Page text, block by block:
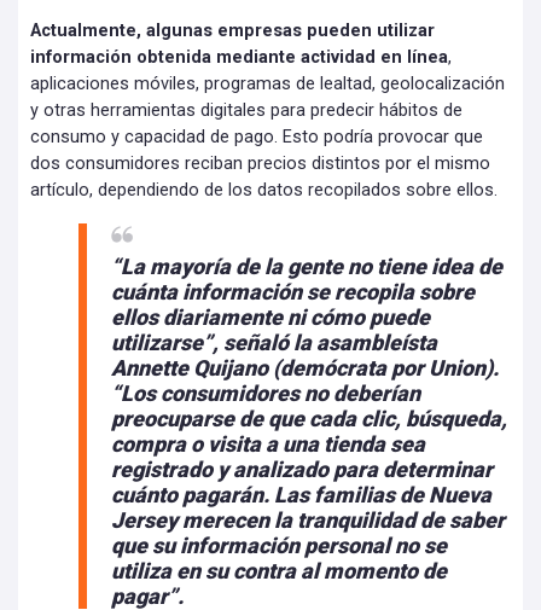
Actualmente, algunas empresas pueden utilizar
información obtenida mediante actividad en línea,
aplicaciones móviles, programas de lealtad, geolocalización
y otras herramientas digitales para predecir hábitos de
consumo y capacidad de pago. Esto podría provocar que
dos consumidores reciban precios distintos por el mismo
artículo, dependiendo de los datos recopilados sobre ellos.
“La mayoría de la gente no tiene idea de
cuánta información se recopila sobre
ellos diariamente ni cómo puede
utilizarse”, señaló la asambleísta
Annette Quijano (demócrata por Union).
“Los consumidores no deberían
preocuparse de que cada clic, búsqueda,
compra o visita a una tienda sea
registrado y analizado para determinar
cuánto pagarán. Las familias de Nueva
Jersey merecen la tranquilidad de saber
que su información personal no se
utiliza en su contra al momento de
pagar”.